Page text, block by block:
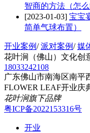
智商的方法（怎
[2023-01-03] 宝宝
简单气球布置）
开业案例/ 派对案例/ 媒
花叶涧（佛山）文化创
18033242108
广东佛山市南海区南平
FLOWER LEAF开业庆
花叶涧旗下品牌
粤ICP备2022153316号
开业